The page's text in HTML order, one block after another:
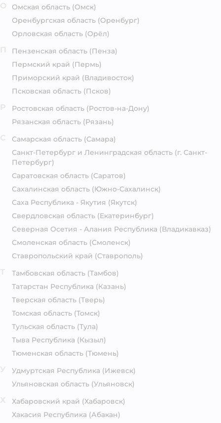
Омская область (Омск)
Оренбургская область (Оренбург)
Орловская область (Орёл)
Пензенская область (Пенза)
Пермский край (Пермь)
Приморский край (Владивосток)
Псковская область (Псков)
Ростовская область (Ростов-на-Дону)
Рязанская область (Рязань)
Самарская область (Самара)
Санкт-Петербург и Ленинградская область (г. Санкт-
Петербург)
Саратовская область (Саратов)
Сахалинская область (Южно-Сахалинск)
Саха Республика - Якутия (Якутск)
Свердловская область (Екатеринбург)
Северная Осетия - Алания Республика (Владикавказ)
Смоленская область (Смоленск)
Ставропольский край (Ставрополь)
Тамбовская область (Тамбов)
Татарстан Республика (Казань)
Тверская область (Тверь)
Томская область (Томск)
Тульская область (Тула)
Тыва Республика (Кызыл)
Тюменская область (Тюмень)
Удмуртская Республика (Ижевск)
Ульяновская область (Ульяновск)
Хабаровский край (Хабаровск)
Хакасия Республика (Абакан)